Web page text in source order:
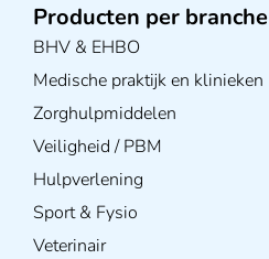
Producten per branche
BHV & EHBO
Medische praktijk en klinieken
Zorghulpmiddelen
Veiligheid / PBM
Hulpverlening
Sport & Fysio
Veterinair